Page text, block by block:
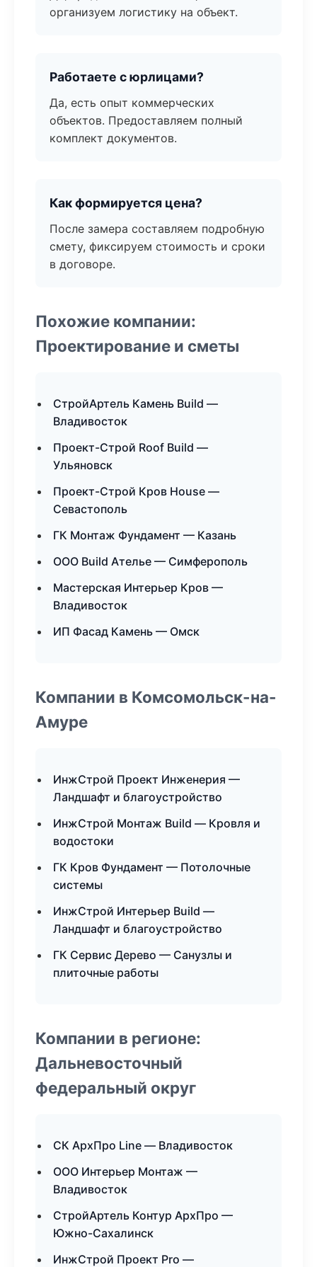
организуем логистику на объект.
Работаете с юрлицами?
Да, есть опыт коммерческих
объектов. Предоставляем полный
комплект документов.
Как формируется цена?
После замера составляем подробную
смету, фиксируем стоимость и сроки
в договоре.
Похожие компании:
Проектирование и сметы
СтройАртель Камень Build —
Владивосток
Проект-Строй Roof Build —
Ульяновск
Проект-Строй Кров House —
Севастополь
ГК Монтаж Фундамент — Казань
ООО Build Ателье — Симферополь
Мастерская Интерьер Кров —
Владивосток
ИП Фасад Камень — Омск
Компании в Комсомольск-на-
Амуре
ИнжСтрой Проект Инженерия —
Ландшафт и благоустройство
ИнжСтрой Монтаж Build — Кровля и
водостоки
ГК Кров Фундамент — Потолочные
системы
ИнжСтрой Интерьер Build —
Ландшафт и благоустройство
ГК Сервис Дерево — Санузлы и
плиточные работы
Компании в регионе:
Дальневосточный
федеральный округ
СК АрхПро Line — Владивосток
ООО Интерьер Монтаж —
Владивосток
СтройАртель Контур АрхПро —
Южно-Сахалинск
ИнжСтрой Проект Pro —